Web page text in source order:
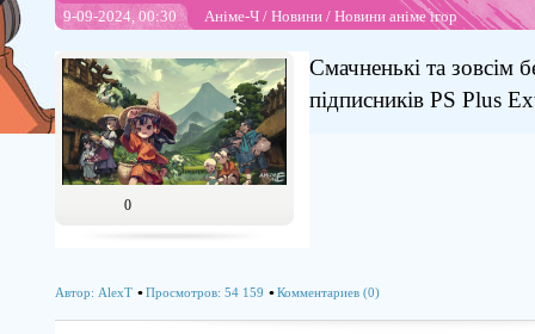
9-09-2024, 00:30 Аніме-Ч / Новини / Новини аніме ігор
0
Смачненькі та зовсім
підписників PS Plus
Автор: AlexT Просмотров: 54 159 Комментариев (0)